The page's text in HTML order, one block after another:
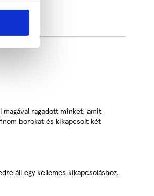
magával ragadott minket, amit
borokat és kikapcsolt két
áll egy kellemes kikapcsoláshoz.